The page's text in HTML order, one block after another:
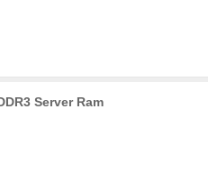
Server Ram